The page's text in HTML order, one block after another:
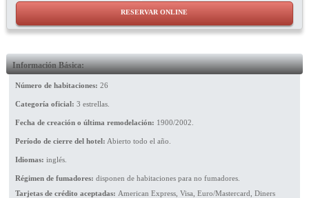
RESERVAR ONLINE
Información Básica:
Número de habitaciones: 26
Categoría oficial: 3 estrellas.
Fecha de creación o última remodelación: 1900/2002.
Período de cierre del hotel: Abierto todo el año.
Idiomas: inglés.
Régimen de fumadores: disponen de habitaciones para no fumadores.
Tarjetas de crédito aceptadas: American Express, Visa, Euro/Mastercard, Diners